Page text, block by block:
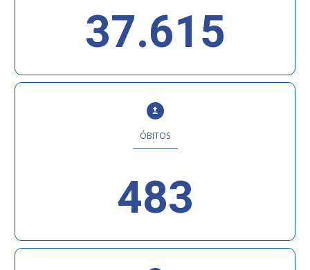
37.615
ÓBITOS
483